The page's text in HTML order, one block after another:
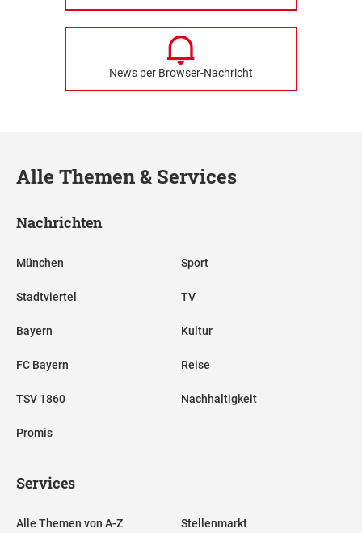
News per Browser-Nachricht
Alle Themen & Services
Nachrichten
München
Stadtviertel
Bayern
FC Bayern
TSV 1860
Promis
Sport
TV
Kultur
Reise
Nachhaltigkeit
Services
Alle Themen von A-Z Stellenmarkt